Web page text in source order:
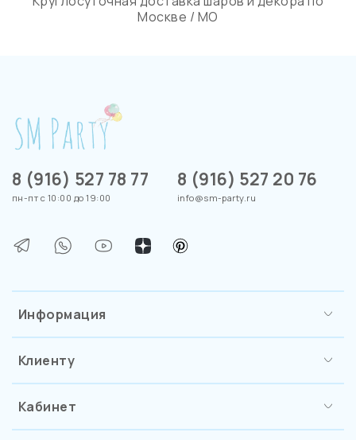
Москве / МО
Информация
Клиенту
Кабинет
8 (916) 527 78 77
пн-пт с 10:00 до 19:00
8 (916) 527 20 76
info@sm-party.ru